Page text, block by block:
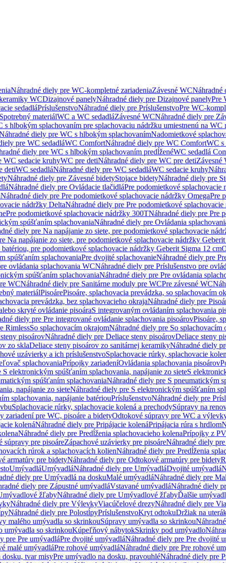
Náhradné diely pre WC-kompletné zariadeniaZávesné WCNáhradné
WCDizajnové panelyNáhradné diely pre Dizajnové panelyPre
sedadláPríslušenstvoNáhradné diely pre PríslušenstvoPre WC-
Spotrebný materiálWC a WC sedadláZávesné WCNáhradné diely pre
s hlbokým splachovaním pre splachovaciu nádržku umiestnenú na WC
diely pre WC s hlbokým splachovanímNadomietkové
pre WC sedadláWC ComfortNáhradné diely pre WC ComfortWC s
diely pre WC s hlbokým splachovaním predĺženéWC sedadlá
WC sedacie kruhyWC pre detiNáhradné diely pre WC pre detiZávesné
detiWC sedadláNáhradné diely pre WC sedadláWC sedacie kruhy
Náhradné diely pre Závesné bidetyStojace bidetyNáhradné diely pre
Náhradné diely pre Ovládacie tlačidláPre podomietkové splachovacie
Náhradné diely pre Pre podomietkové splachovacie nádržky OmegaPre
nádržky DeltaNáhradné diely pre Pre podomietkové
Pre podomietkové splachovacie nádržky 300TNáhradné diely pre Pre
spúšťaním splachovaniaNáhradné diely pre Ovládania
diely pre Na napájanie zo siete, pre podomietkové splachovacie
Na napájanie zo siete, pre podomietkové splachovacie nádržky
pre podomietkové splachovacie nádržky Geberit Sigma 12 cm
spúšťaním splachovaniaPre dvojité splachovanieNáhradné diely pre
ovládania splachovania WCNáhradné diely pre Príslušenstvo pre
spúšťaním splachovaniaNáhradné diely pre Pre ovládania
WCNáhradné diely pre Sanitárne moduly pre WCPre závesné WC
materiálPisoárePisoáre, splachovacia prevádzka, so splachovacím
prevádzka, bez splachovacieho okrajaNáhradné diely pre
skryté ovládanie pisoáraS integrovaným ovládaním splachovania
diely pre Pre integrované ovládanie splachovania pisoárovPisoáre,
RimlessSo splachovacím okrajomNáhradné diely pre So splachovacím
pisoárovNáhradné diely pre Deliace steny pisoárovDeliace steny
zo sklaDeliace steny pisoárov zo sanitárnej keramikyNáhradné diely
uzávierky a ich príslušenstvoSplachovacie rúrky, splachovacie
splachovaniaPrípojky zariadeníOvládania splachovania pisoárov
elektronickým spúšťaním splachovania, napájanie zo sieteS
spúšťaním splachovaniaNáhradné diely pre S pneumatickým
napájanie zo sieteNáhradné diely pre S elektronickým spúšťaním
splachovania, napájanie batériouPríslušenstvoNáhradné diely pre
Splachovacie rúrky, splachovacie kolená a prechodySúpravy na
zariadení pre WC, pisoáre a bidetyOdtokové súpravy pre WC a
kolenáNáhradné diely pre Pripájacie kolenáPripájacia rúra s hrdlom
Náhradné diely pre Predĺženia splachovacieho kolenaPrípojky z
súpravy pre pisoáreZápachové uzávierky pre pisoáreNáhradné diely
rúrok a splachovacích kolienNáhradné diely pre Predĺženia
armatúry pre bidetyNáhradné diely pre Odtokové armatúry pre bidety
UmývadláUmývadláNáhradné diely pre UmývadláDvojité umývadlá
diely pre Umývadlá na doskuMalé umývadláNáhradné diely pre
diely pre Zápustné umývadláVstavané umývadláNáhradné diely
žľabyNáhradné diely pre Umývadlové žľabyĎalšie
Náhradné diely pre VýlevkyViacúčelové drezyNáhradné diely pre
Náhradné diely pre PolostĺpyPríslušenstvoKryt odtokuDržiak na
malého umývadla so skrinkouSúpravy umývadla so skrinkou
umývadla so skrinkouKúpeľňový nábytokSkrinky pod umývadlo
pre Pre umývadláPre dvojité umývadláNáhradné diely pre Pre dvojité
malé umývadláPre rohové umývadláNáhradné diely pre Pre rohové
dosku, tvar misyPre umývadlo na dosku, pravouhléNáhradné diely pre